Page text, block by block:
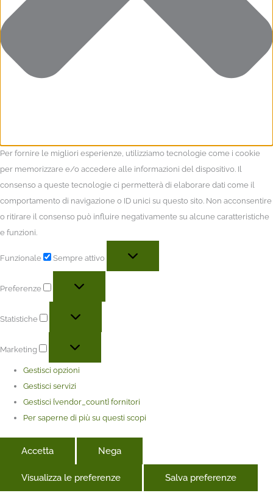
Per fornire le migliori esperienze, utilizziamo tecnologie come i cookie
per memorizzare e/o accedere alle informazioni del dispositivo. Il
consenso a queste tecnologie ci permetterà di elaborare dati come il
comportamento di navigazione o ID unici su questo sito. Non acconsentire
o ritirare il consenso può influire negativamente su alcune caratteristiche
e funzioni.
Funzionale Sempre attivo
Preferenze
Statistiche
Marketing
Gestisci opzioni
Gestisci servizi
Gestisci {vendor_count} fornitori
Per saperne di più su questi scopi
Accetta Nega
Visualizza le preferenze Salva preferenze